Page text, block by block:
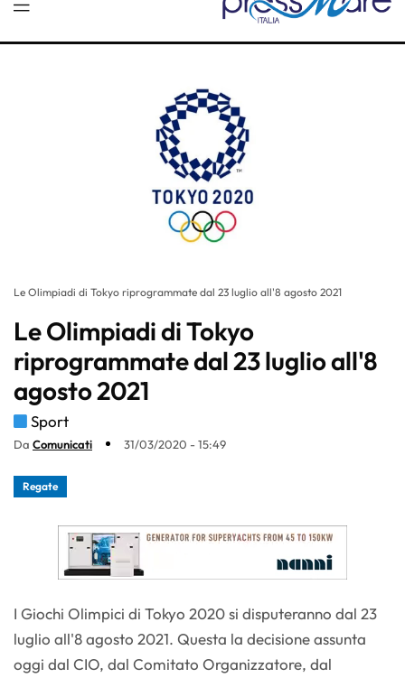
Le Olimpiadi di Tokyo riprogrammate dal 23 luglio all'8 agosto 2021
Le Olimpiadi di Tokyo
riprogrammate dal 23 luglio all'8
agosto 2021
Sport
Da Comunicati 31/03/2020 - 15:49
Regate
I Giochi Olimpici di Tokyo 2020 si disputeranno dal 23
luglio all'8 agosto 2021. Questa la decisione assunta
oggi dal CIO, dal Comitato Organizzatore, dal